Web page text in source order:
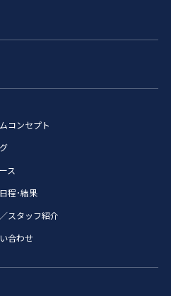
コンセプト
ス
程･結果
スタッフ紹介
合わせ